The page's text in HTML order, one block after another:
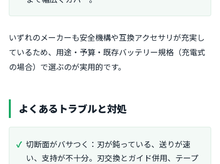
いずれのメーカーも安全機構や互換アクセサリが充実し
ているため、用途・予算・既存バッテリー規格（充電式
の場合）で選ぶのが実用的です。
よくあるトラブルと対処
切断面がバサつく：刃が鈍っている、送りが速
い、支持が不十分。刃交換とガイド併用、テープ